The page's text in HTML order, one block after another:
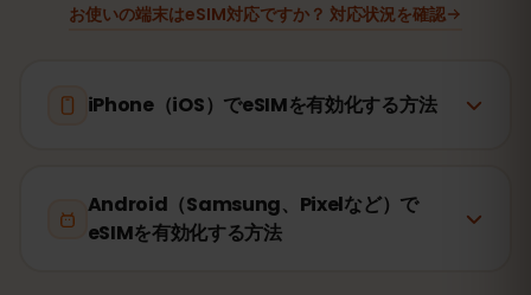
お使いの端末はeSIM対応ですか？ 対応状況を確認
iPhone（iOS）でeSIMを有効化する方法
Android（Samsung、Pixelなど）で
eSIMを有効化する方法